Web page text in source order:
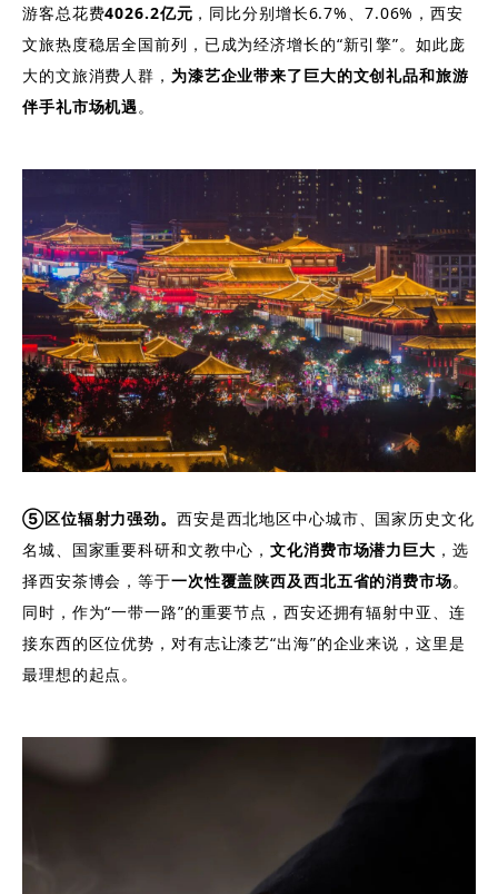
游客总花费4026.2亿元 ，同比分别增长6.7%、7.06%，西安
文旅热度稳居全国前列，已成为经济增长的“新引擎”。如此庞
大的文旅消费人群， 为漆艺企业带来了巨大的文创礼品和旅游
伴手礼市场机遇 。
⑤区位辐射力强劲。 西安是西北地区中心城市、国家历史文化
名城、国家重要科研和文教中心，文化消费市场潜力巨大 ，选
择西安茶博会，等于一次性覆盖陕西及西北五省的消费市场。
同时，作为“一带一路”的重要节点，西安还拥有辐射中亚、连
接东西的区位优势，对有志让漆艺“出海”的企业来说，这里是
最理想的起点。